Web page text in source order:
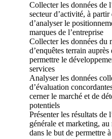
Collecter les données de
secteur d’activité, à
d’analyser le
marques de l’entreprise
Collecter les données du
d’enquêtes terrain
permettre le
services
Analyser les données
d’évaluation
cerner le marché et de
potentiels
Présenter les résultats de
générale et marketing,
dans le but de permettre